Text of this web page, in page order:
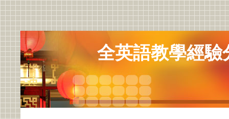
全英語教學經驗